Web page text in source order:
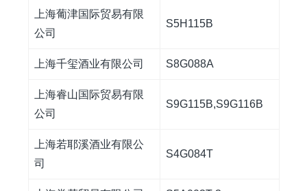
上海葡津国际贸易有限
公司
S5H115B
上海千玺酒业有限公司 S8G088A
上海睿山国际贸易有限
公司
S9G115B,S9G116B
上海若耶溪酒业有限公
司
S4G084T